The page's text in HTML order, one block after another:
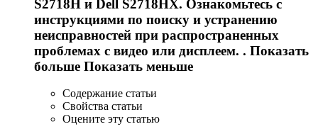
S2718H и Dell S2718HX. Ознакомьтесь с
инструкциями по поиску и устранению
неисправностей при распространенных
проблемах с видео или дисплеем. . Показать
больше Показать меньше
Содержание статьи
Свойства статьи
Оцените эту статью